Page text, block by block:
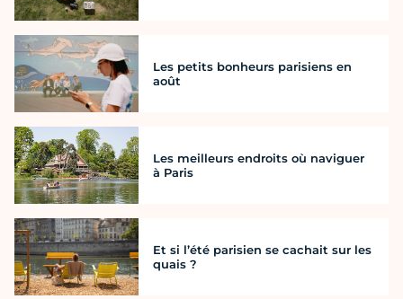
Les petits bonheurs parisiens en
août
Les meilleurs endroits où naviguer
à Paris
Et si l’été parisien se cachait sur les
quais ?